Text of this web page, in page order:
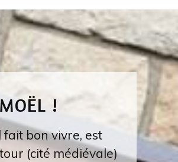
!
bon vivre, est
(cité médiévale)